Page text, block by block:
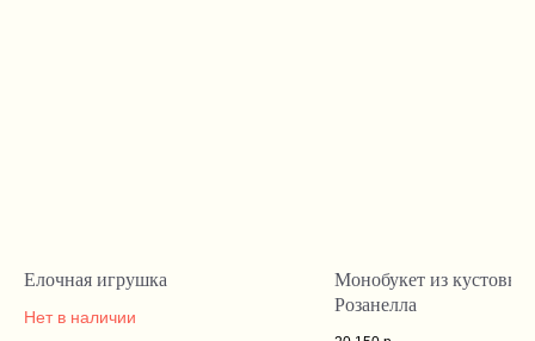
Елочная игрушка
Нет в наличии
Монобукет из кустовых
Розанелла